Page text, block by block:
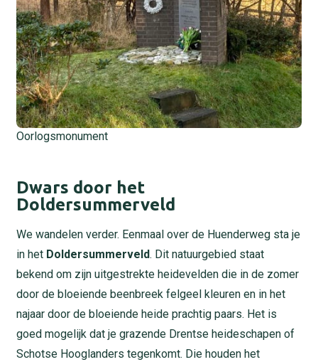
Oorlogsmonument
Dwars door het
Doldersummerveld
We wandelen verder. Eenmaal over de Huenderweg sta je
in het Doldersummerveld. Dit natuurgebied staat
bekend om zijn uitgestrekte heidevelden die in de zomer
door de bloeiende beenbreek felgeel kleuren en in het
najaar door de bloeiende heide prachtig paars. Het is
goed mogelijk dat je grazende Drentse heideschapen of
Schotse Hooglanders tegenkomt. Die houden het